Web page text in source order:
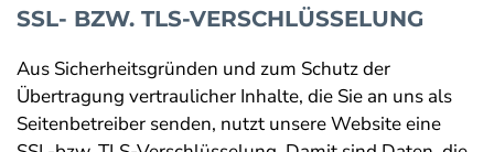
SSL- BZW. TLS-VERSCHLÜSSELUNG
Aus Sicherheitsgründen und zum Schutz der
Übertragung vertraulicher Inhalte, die Sie an uns als
Seitenbetreiber senden, nutzt unsere Website eine